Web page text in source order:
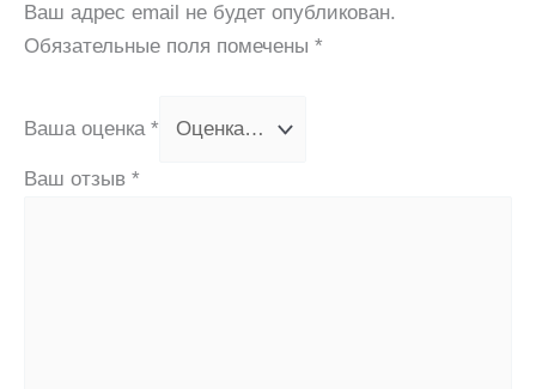
Ваш адрес email не будет опубликован.
Обязательные поля помечены *
Ваша оценка *
Ваш отзыв *